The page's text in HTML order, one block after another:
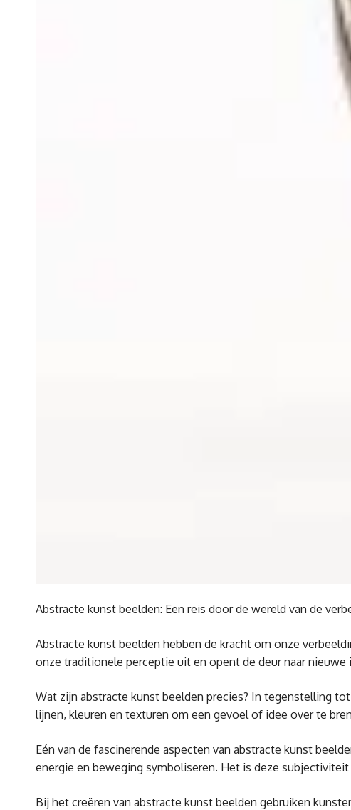
Abstracte kunst beelden: Een reis door de wereld van de
Abstracte kunst beelden hebben de kracht om onze
onze traditionele perceptie uit en opent de deur naar
Wat zijn abstracte kunst beelden precies? In tegenstelling
lijnen, kleuren en texturen om een gevoel of idee over te
Eén van de fascinerende aspecten van abstracte kunst
energie en beweging symboliseren. Het is deze
Bij het creëren van abstracte kunst beelden gebruiken